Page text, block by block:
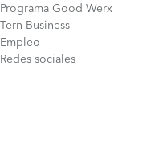
Programa Good Werx
Tern Business
Empleo
Redes sociales